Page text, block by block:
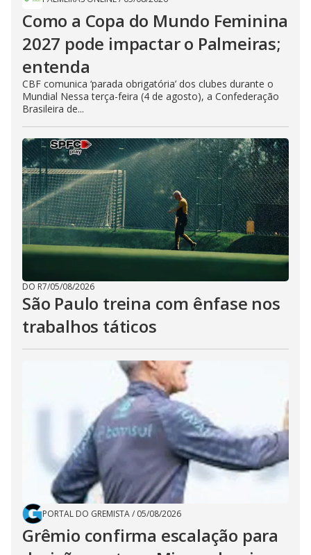
Como a Copa do Mundo Feminina
2027 pode impactar o Palmeiras;
entenda
CBF comunica ‘parada obrigatória’ dos clubes durante o
Mundial Nessa terça-feira (4 de agosto), a Confederação
Brasileira de...
DO R7/05/08/2026
São Paulo treina com ênfase nos
trabalhos táticos
PORTAL DO GREMISTA/ 05/08/2026
Grêmio confirma escalação para